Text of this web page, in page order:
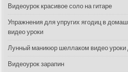
f
r
:
Видеоурок красивое соло на гитаре
Упражнения для упругих ягодиц в
видео уроки
Лунный маникюр шеллаком видео
Видеоурок зарапин